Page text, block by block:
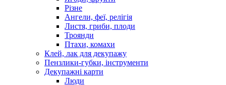
Різне
Ангели, феї, релігія
Листя, гриби, плоди
Троянди
Птахи, комахи
Клей, лак для декупажу
Пензлики-губки, інструменти
Декупажні карти
Люди